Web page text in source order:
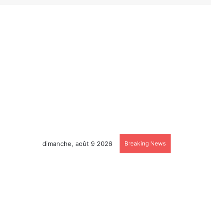
dimanche, août 9 2026 Breaking News